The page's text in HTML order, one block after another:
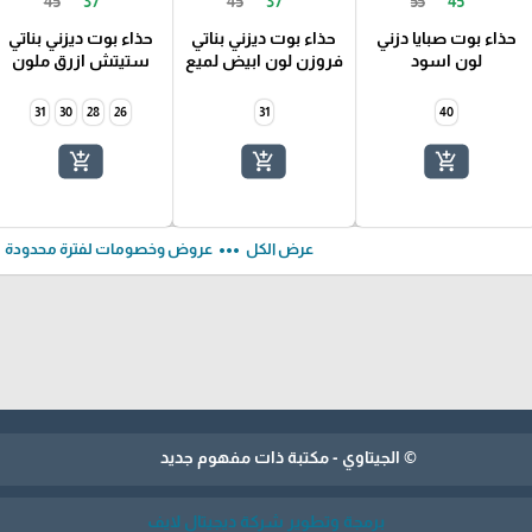
حذاء بوت صبايا دزني
لون اسود
40
add_shopping_cart
حذاء بوت ديزني بناتي
فروزن لون ابيض لميع
31
add_shopping_cart
حذاء بوت ديزني بناتي
ستيتش ازرق ملون
26
28
30
31
add_shopping_cart
عرض الكل more_horiz عروض وخصومات لفترة محدودة
© الجيتاوي - مكتبة ذات مفهوم جديد
برمجة وتطوير شركة ديجيتال لايف